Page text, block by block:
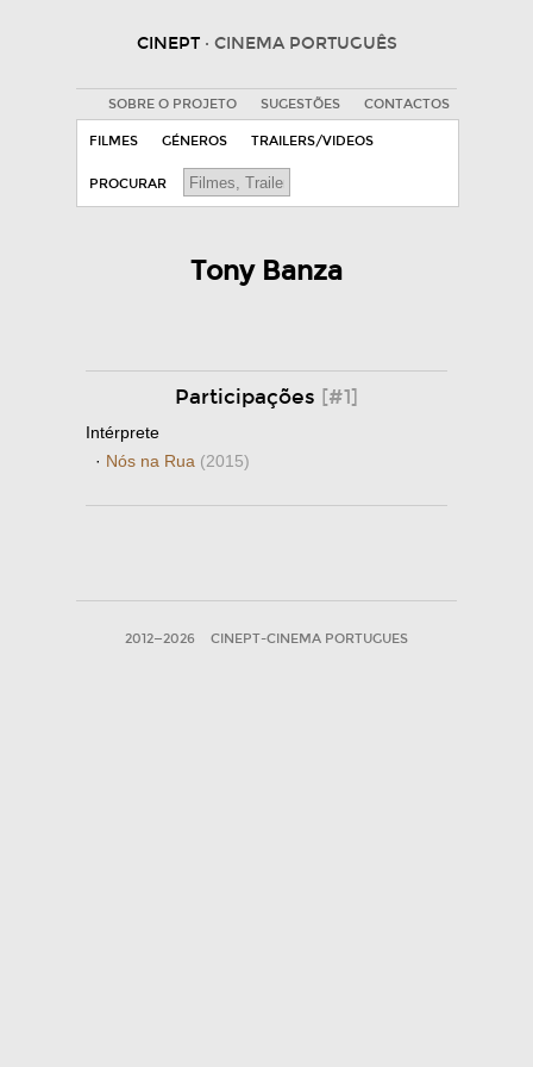
CINEPT · CINEMA PORTUGUÊS
SOBRE O PROJETO SUGESTÕES CONTACTOS
FILMES GÉNEROS TRAILERS/VIDEOS
PROCURAR
Tony Banza
Participações [#1]
Intérprete
· Nós na Rua (2015)
2012—2026 CINEPT-CINEMA PORTUGUES